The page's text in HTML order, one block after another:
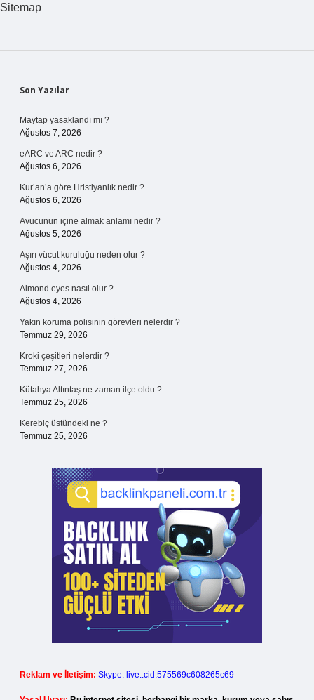
Sitemap
Sidebar
Son Yazılar
Maytap yasaklandı mı ?
Ağustos 7, 2026
eARC ve ARC nedir ?
Ağustos 6, 2026
Kur’an’a göre Hristiyanlık nedir ?
Ağustos 6, 2026
Avucunun içine almak anlamı nedir ?
Ağustos 5, 2026
Aşırı vücut kuruluğu neden olur ?
Ağustos 4, 2026
Almond eyes nasıl olur ?
Ağustos 4, 2026
Yakın koruma polisinin görevleri nelerdir ?
Temmuz 29, 2026
Kroki çeşitleri nelerdir ?
Temmuz 27, 2026
Kütahya Altıntaş ne zaman ilçe oldu ?
Temmuz 25, 2026
Kerebiç üstündeki ne ?
Temmuz 25, 2026
Reklam ve İletişim: Skype: live:.cid.575569c608265c69